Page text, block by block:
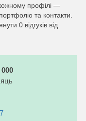
профілі —
та контакти.
0 відгуків від